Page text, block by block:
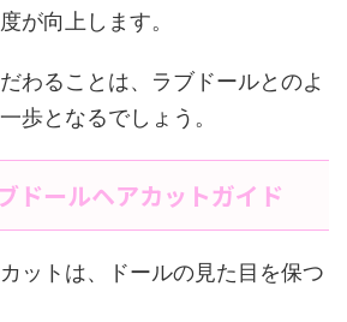
が向上します。
わることは、ラブドールとのよ
歩となるでしょう。
ドールヘアカットガイド
ットは、ドールの見た目を保つ